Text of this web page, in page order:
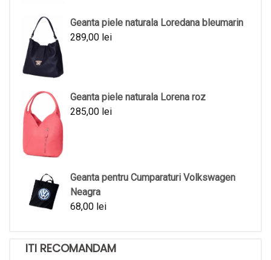
Geanta piele naturala Loredana bleumarin
289,00 lei
Geanta piele naturala Lorena roz
285,00 lei
Geanta pentru Cumparaturi Volkswagen
Neagra
68,00 lei
ITI RECOMANDAM